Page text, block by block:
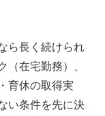
ら長く続けられ
（在宅勤務）、
育休の取得実
い条件を先に決